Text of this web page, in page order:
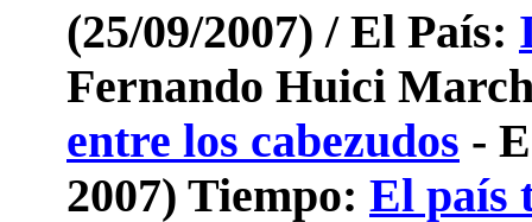
(25/09/2007) / El País:
Fernando Huici
entre los cabezudos -
2007) Tiempo: El país